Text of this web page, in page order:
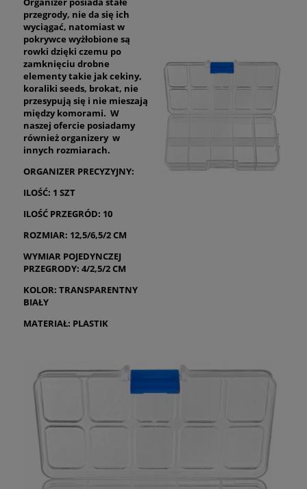
przegrody, nie da się ich
wyciągać, natomiast w
pokrywce wyżłobione są
rowki dzięki czemu po
zamknięciu drobne
elementy takie jak cekiny,
koraliki seeds, brokat, nie
przesypują się i nie mieszają
między komorami. W
naszej ofercie posiadamy
również organizery w
innych rozmiarach.
ORGANIZER PRECYZYJNY:
ILOŚĆ: 1 SZT
ILOŚĆ PRZEGRÓD: 10
ROZMIAR: 12,5/6,5/2 CM
WYMIAR POJEDYNCZEJ
PRZEGRODY: 4/2,5/2 CM
KOLOR: TRANSPARENTNY
BIAŁY
MATERIAŁ: PLASTIK